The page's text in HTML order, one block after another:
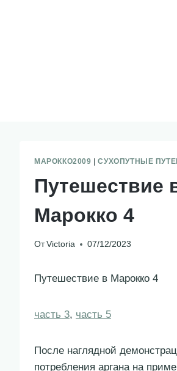
МАРОККО2009 |СУХОПУТНЫЕ
Путешествие
Марокко 4
От Victoria 07/12/2023
Путешествие в Марокко 4
часть 3, часть 5
После наглядной
потребления аргана на